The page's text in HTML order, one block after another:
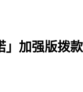
」加强版拨